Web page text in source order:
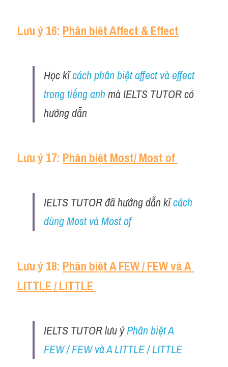
Lưu ý 16: Phân biệt Affect & Effect
Học kĩ cách phân biệt affect và effect
trong tiếng anh mà IELTS TUTOR có
hướng dẫn
Lưu ý 17: Phân biệt Most/ Most of
IELTS TUTOR đã hướng dẫn kĩ cách
dùng Most và Most of
Lưu ý 18: Phân biệt A FEW / FEW và A
LITTLE / LITTLE
IELTS TUTOR lưu ý Phân biệt A
FEW / FEW và A LITTLE / LITTLE